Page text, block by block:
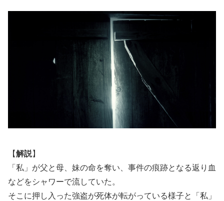
【解説】
「私」が父と母、妹の命を奪い、事件の痕跡となる返り血
などをシャワーで流していた。
そこに押し入った強盗が死体が転がっている様子と「私」